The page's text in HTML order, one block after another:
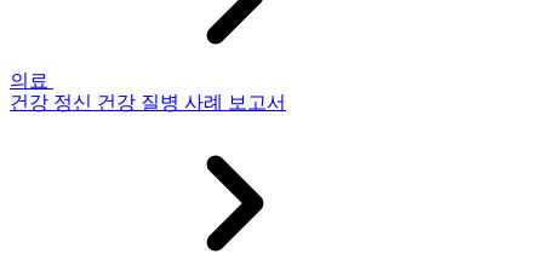
의료
건강 정신 건강 질병 사례 보고서